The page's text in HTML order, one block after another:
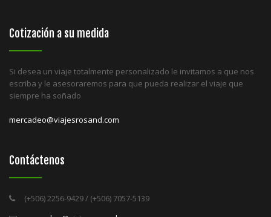
Cotización a su medida
Si desea un viaje totalmente personalizado le invitamos a que nos
escriba y le asesoraremos para que pueda realizar el viaje que
siempre ha soñado
mercadeo@viajesrosand.com
Contáctenos
(+506) 2256-9429 / (+506) 7057-5139